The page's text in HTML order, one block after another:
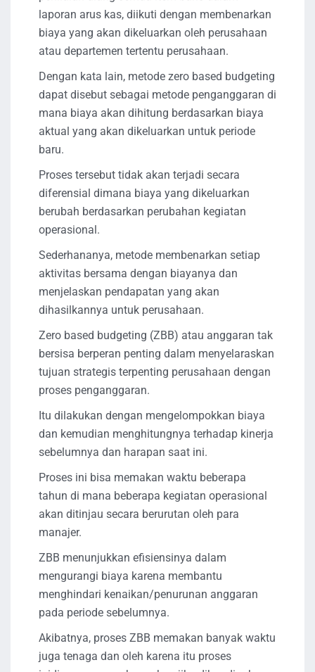
laporan arus kas, diikuti dengan membenarkan
biaya yang akan dikeluarkan oleh perusahaan
atau departemen tertentu perusahaan.
Dengan kata lain, metode zero based budgeting
dapat disebut sebagai metode penganggaran di
mana biaya akan dihitung berdasarkan biaya
aktual yang akan dikeluarkan untuk periode
baru.
Proses tersebut tidak akan terjadi secara
diferensial dimana biaya yang dikeluarkan
berubah berdasarkan perubahan kegiatan
operasional.
Sederhananya, metode membenarkan setiap
aktivitas bersama dengan biayanya dan
menjelaskan pendapatan yang akan
dihasilkannya untuk perusahaan.
Zero based budgeting (ZBB) atau anggaran tak
bersisa berperan penting dalam menyelaraskan
tujuan strategis terpenting perusahaan dengan
proses penganggaran.
Itu dilakukan dengan mengelompokkan biaya
dan kemudian menghitungnya terhadap kinerja
sebelumnya dan harapan saat ini.
Proses ini bisa memakan waktu beberapa
tahun di mana beberapa kegiatan operasional
akan ditinjau secara berurutan oleh para
manajer.
ZBB menunjukkan efisiensinya dalam
mengurangi biaya karena membantu
menghindari kenaikan/penurunan anggaran
pada periode sebelumnya.
Akibatnya, proses ZBB memakan banyak waktu
juga tenaga dan oleh karena itu proses